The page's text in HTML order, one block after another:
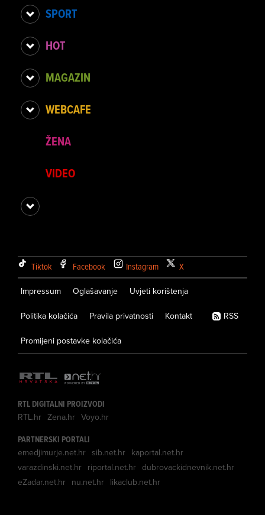
SPORT
HOT
MAGAZIN
WEBCAFE
ŽENA
VIDEO
Tiktok Facebook Instagram X
Impressum Oglašavanje Uvjeti korištenja
Politika kolačića Pravila privatnosti Kontakt
Promijeni postavke kolačića
RSS
RTL DIGITALNI PROIZVODI
RTL.hr Zena.hr Voyo.hr
PARTNERSKI PORTALI
emedjimurje.net.hr sib.net.hr kaportal.net.hr
varazdinski.net.hr riportal.net.hr dubrovackidnevnik.net.hr
eZadar.net.hr nu.net.hr likaclub.net.hr